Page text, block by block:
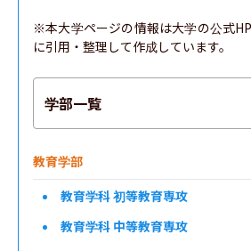
※本大学ページの情報は大学の公式
に引用・整理して作成しています。
学部一覧
教育学部
教育学科 初等教育専攻
教育学科 中等教育専攻